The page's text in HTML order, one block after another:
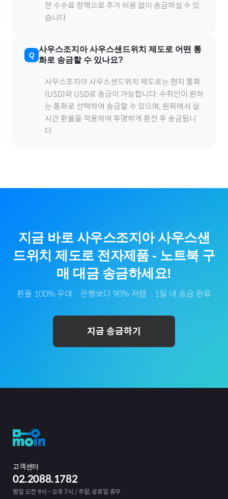
한 수수료 정책으로 추가 비용 없이 송금하실 수 있
습니다.
사우스조지아 사우스샌드위치 제도로 어떤 통
화로 송금할 수 있나요?
사우스조지아 사우스샌드위치 제도로는 현지 통화
(USD)와 USD로 송금이 가능합니다. 수취인이 원하
는 통화로 선택하여 송금할 수 있으며, 원화에서 실
시간 환율을 적용하여 투명하게 환전 후 송금됩니
다.
지금 바로 사우스조지아 사우스샌
드위치 제도로 전자제품- 노트북구
매 대금 송금하세요!
환율 100% 우대 · 은행보다 90% 저렴 · 1일 내 송금 완료
지금 송금하기
고객센터
02.2088.1782
평일 오전 9시 - 오후 7시 / 주말, 공휴일 휴무